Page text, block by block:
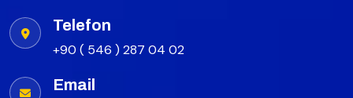
Telefon
+90 ( 546 ) 287 04 02
Email